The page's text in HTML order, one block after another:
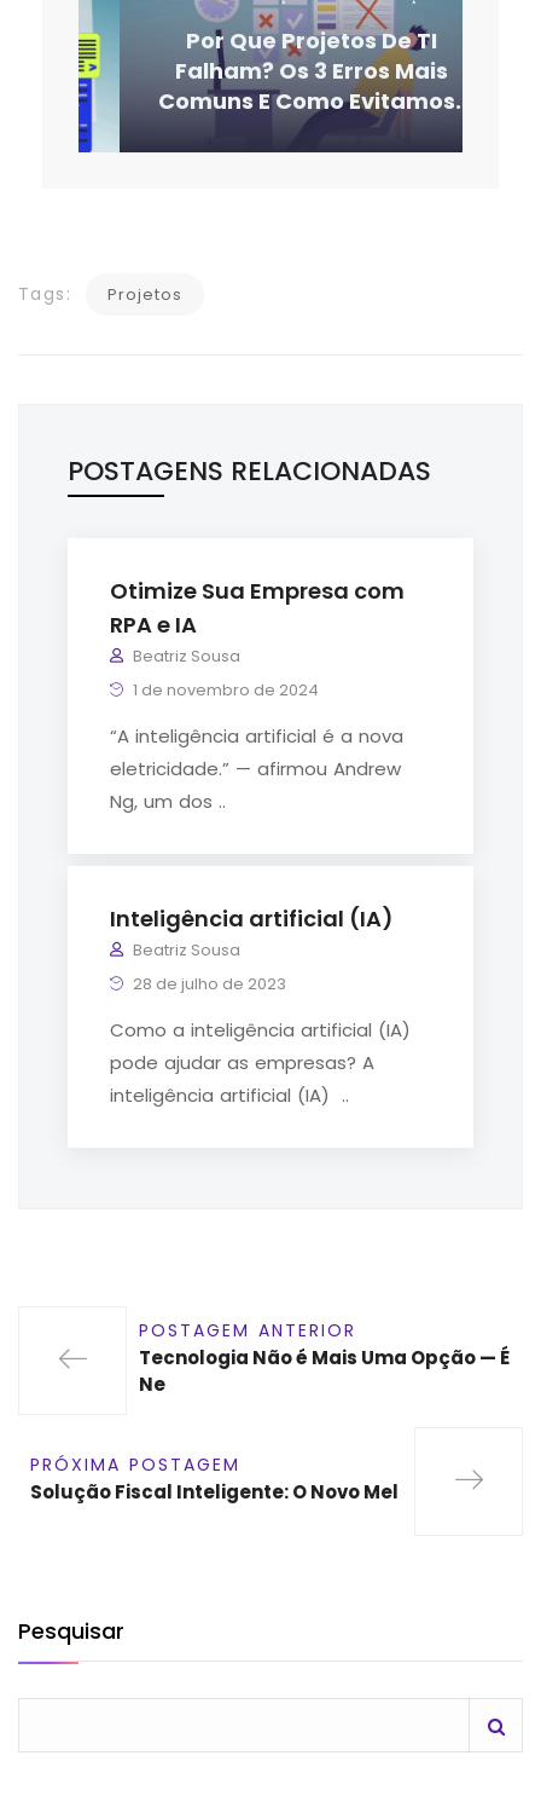
Por Que Projetos De TI
Falham? Os 3 Erros Mais
Comuns E Como Evitamos.
Tags: Projetos
POSTAGENS RELACIONADAS
Otimize Sua Empresa com
RPA e IA
Beatriz Sousa
1 de novembro de 2024
“A inteligência artificial é a nova
eletricidade.” — afirmou Andrew
Ng, um dos ..
Inteligência artificial (IA)
Beatriz Sousa
28 de julho de 2023
Como a inteligência artificial (IA)
pode ajudar as empresas? A
inteligência artificial (IA) ..
POSTAGEM ANTERIOR
Tecnologia Não é Mais Uma Opção — É
Ne
PRÓXIMA POSTAGEM
Solução Fiscal Inteligente: O Novo Mel
Pesquisar